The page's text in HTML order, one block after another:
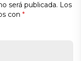
será publicada. Los
con *